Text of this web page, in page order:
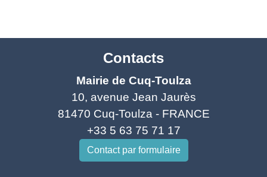
Contacts
Mairie de Cuq-Toulza
10, avenue Jean Jaurès
81470 Cuq-Toulza - FRANCE
+33 5 63 75 71 17
Contact par formulaire